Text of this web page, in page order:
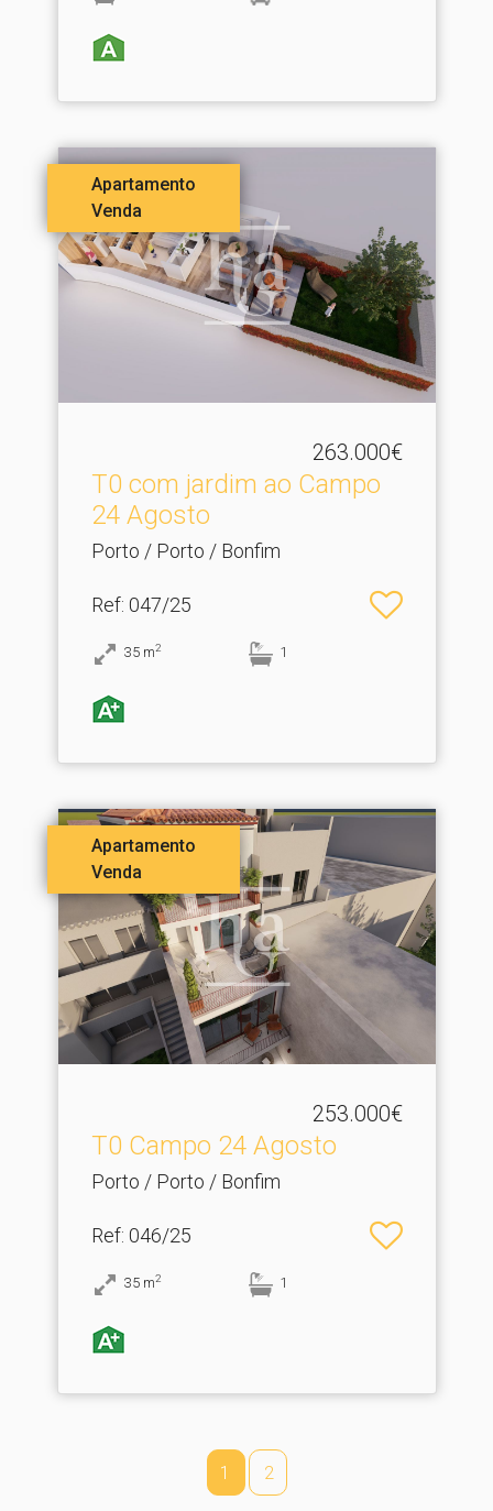
Apartamento
Venda
263.000€
T0 com jardim ao Campo
24 Agosto
Porto / Porto / Bonfim
Ref: 047/25
35 m2 1
Apartamento
Venda
253.000€
T0 Campo 24 Agosto
Porto / Porto / Bonfim
Ref: 046/25
35 m2 1
1 2